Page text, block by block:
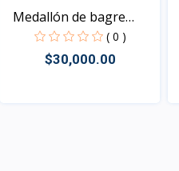
Medallón de bagre
sudad...
( 0 )
$30,000.00